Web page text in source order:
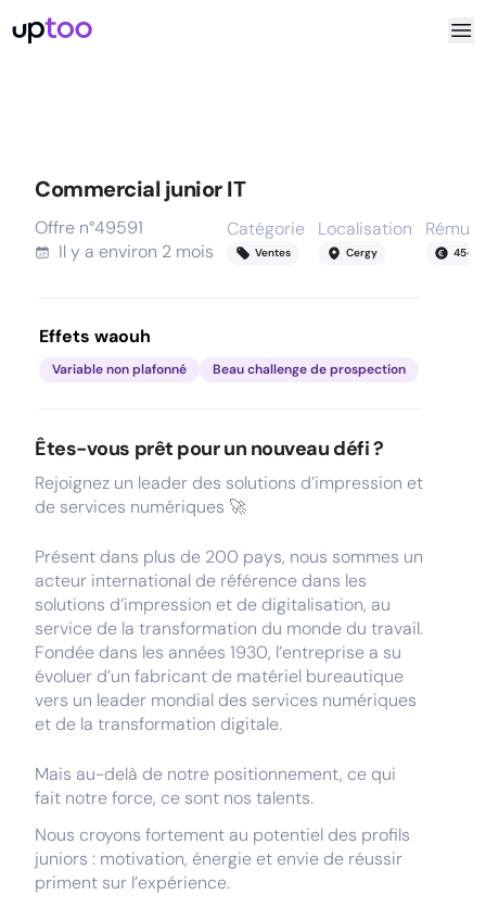
Commercial junior IT
Offre n°49591
Il y a environ 2 mois
Catégorie
Ventes
Localisation
Cergy 45-
Effets waouh
Variable non plafonné Beau challenge de prospection
Êtes-vous prêt pour un nouveau défi ?
Rejoignez un leader des solutions d’impression et
de services numériques 🚀
Présent dans plus de 200 pays, nous sommes un
acteur international de référence dans les
solutions d’impression et de digitalisation, au
service de la transformation du monde du travail.
Fondée dans les années 1930, l’entreprise a su
évoluer d’un fabricant de matériel bureautique
vers un leader mondial des services numériques
et de la transformation digitale.
Mais au-delà de notre positionnement, ce qui
fait notre force, ce sont nos talents.
Nous croyons fortement au potentiel des profils
juniors : motivation, énergie et envie de réussir
priment sur l’expérience.